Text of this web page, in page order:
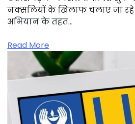
नक्सलियों के खिलाफ चलाए जा रहे
अभियान के तहत…
Read More